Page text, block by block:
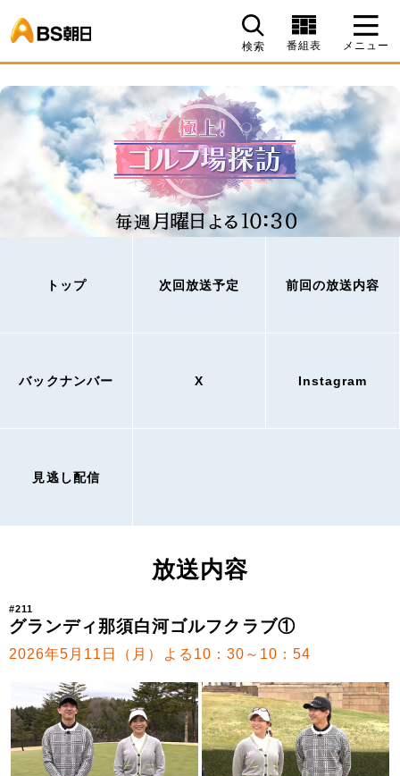
検索 番組表 メニュー
トップ 次回放送予定 前回の放送内容
バックナンバー X Instagram
見逃し配信
放送内容
#211
グランディ那須白河ゴルフクラブ①
2026年5月11日（月）よる10：30～10：54